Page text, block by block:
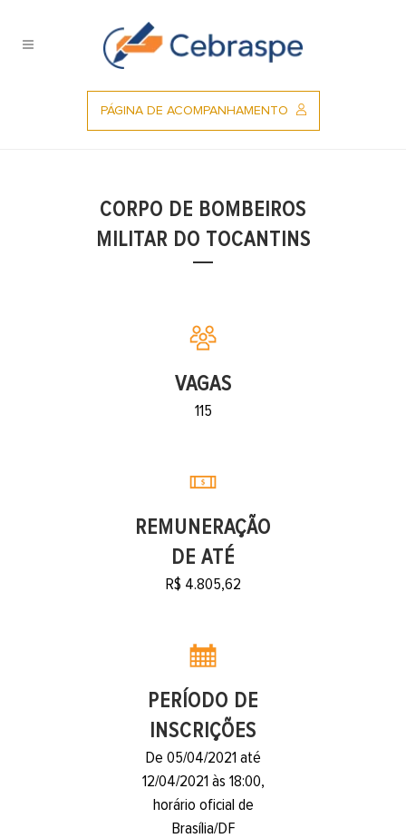
PÁGINA DE ACOMPANHAMENTO
CORPO DE BOMBEIROS
MILITAR DO TOCANTINS
VAGAS
115
REMUNERAÇÃO
DE ATÉ
R$ 4.805,62
PERÍODO DE
INSCRIÇÕES
De 05/04/2021 até
12/04/2021 às 18:00,
horário oficial de
Brasília/DF